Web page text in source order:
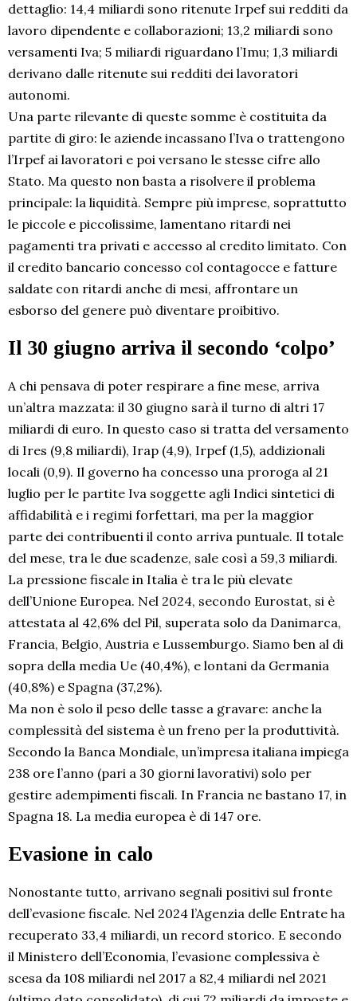
dettaglio: 14,4 miliardi sono ritenute Irpef sui redditi da
lavoro dipendente e collaborazioni; 13,2 miliardi sono
versamenti Iva; 5 miliardi riguardano l’Imu; 1,3 miliardi
derivano dalle ritenute sui redditi dei lavoratori
autonomi.
Una parte rilevante di queste somme è costituita da
partite di giro: le aziende incassano l’Iva o trattengono
l’Irpef ai lavoratori e poi versano le stesse cifre allo
Stato. Ma questo non basta a risolvere il problema
principale: la liquidità. Sempre più imprese, soprattutto
le piccole e piccolissime, lamentano ritardi nei
pagamenti tra privati e accesso al credito limitato. Con
il credito bancario concesso col contagocce e fatture
saldate con ritardi anche di mesi, affrontare un
esborso del genere può diventare proibitivo.
Il 30 giugno arriva il secondo ‘colpo’
A chi pensava di poter respirare a fine mese, arriva
un’altra mazzata: il 30 giugno sarà il turno di altri 17
miliardi di euro. In questo caso si tratta del versamento
di Ires (9,8 miliardi), Irap (4,9), Irpef (1,5), addizionali
locali (0,9). Il governo ha concesso una proroga al 21
luglio per le partite Iva soggette agli Indici sintetici di
affidabilità e i regimi forfettari, ma per la maggior
parte dei contribuenti il conto arriva puntuale. Il totale
del mese, tra le due scadenze, sale così a 59,3 miliardi.
La pressione fiscale in Italia è tra le più elevate
dell’Unione Europea. Nel 2024, secondo Eurostat, si è
attestata al 42,6% del Pil, superata solo da Danimarca,
Francia, Belgio, Austria e Lussemburgo. Siamo ben al di
sopra della media Ue (40,4%), e lontani da Germania
(40,8%) e Spagna (37,2%).
Ma non è solo il peso delle tasse a gravare: anche la
complessità del sistema è un freno per la produttività.
Secondo la Banca Mondiale, un’impresa italiana impiega
238 ore l’anno (pari a 30 giorni lavorativi) solo per
gestire adempimenti fiscali. In Francia ne bastano 17, in
Spagna 18. La media europea è di 147 ore.
Evasione in calo
Nonostante tutto, arrivano segnali positivi sul fronte
dell’evasione fiscale. Nel 2024 l’Agenzia delle Entrate ha
recuperato 33,4 miliardi, un record storico. E secondo
il Ministero dell’Economia, l’evasione complessiva è
scesa da 108 miliardi nel 2017 a 82,4 miliardi nel 2021